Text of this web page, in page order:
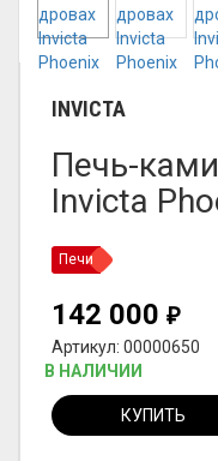
INVICTA
Печь-
Invicta
Печи
142 000 ₽
Артикул: 00000650
В НАЛИЧИИ
КУПИТЬ